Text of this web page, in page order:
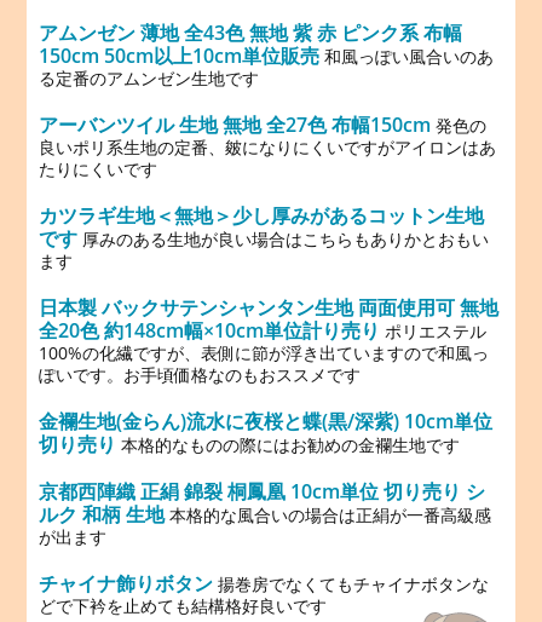
アムンゼン 薄地 全43色 無地 紫 赤 ピンク系 布幅
150cm 50cm以上10cm単位販売和風っぽい風合いのあ
る定番のアムンゼン生地です
アーバンツイル 生地 無地 全27色 布幅150cm発色の
良いポリ系生地の定番、皴になりにくいですがアイロンはあ
たりにくいです
カツラギ生地＜無地＞少し厚みがあるコットン生地
です 厚みのある生地が良い場合はこちらもありかとおもい
ます
日本製 バックサテンシャンタン生地 両面使用可 無地
全20色 約148cm幅×10cm単位計り売りポリエステル
100%の化繊ですが、表側に節が浮き出ていますので和風っ
ぽいです。お手頃価格なのもおススメです
金襴生地(金らん)流水に夜桜と蝶(黒/深紫) 10cm単位
切り売り本格的なものの際にはお勧めの金襴生地です
京都西陣織 正絹 錦裂 桐鳳凰 10cm単位 切り売り シ
ルク 和柄 生地本格的な風合いの場合は正絹が一番高級感
が出ます
チャイナ飾りボタン揚巻房でなくてもチャイナボタンな
どで下衿を止めても結構格好良いです